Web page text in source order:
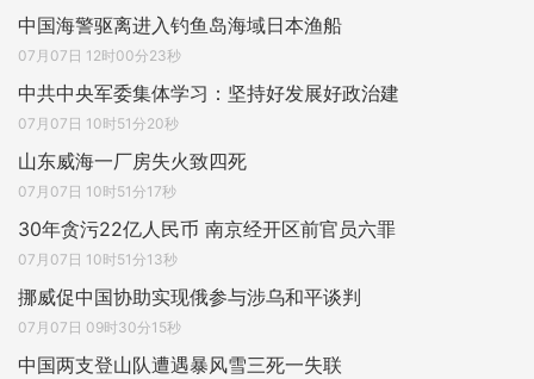
中国海警驱离进入钓鱼岛海域日本渔船
07月07日 12时00分23秒
中共中央军委集体学习：坚持好发展好政治建
07月07日 10时51分20秒
山东威海一厂房失火致四死
07月07日 10时51分17秒
30年贪污22亿人民币 南京经开区前官员六罪
07月07日 10时51分13秒
挪威促中国协助实现俄参与涉乌和平谈判
07月07日 09时30分15秒
中国两支登山队遭遇暴风雪三死一失联